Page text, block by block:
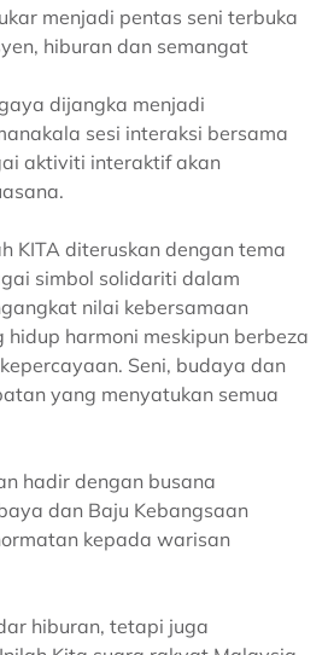
menjadi pentas seni terbuka
hiburan dan semangat
dijangka menjadi
sesi interaksi bersama
aktiviti interaktif akan
KITA diteruskan dengan tema
simbol solidariti dalam
nilai kebersamaan
harmoni meskipun berbeza
Seni, budaya dan
yang menyatukan semua
hadir dengan busana
dan Baju Kebangsaan
kepada warisan
hiburan, tetapi juga